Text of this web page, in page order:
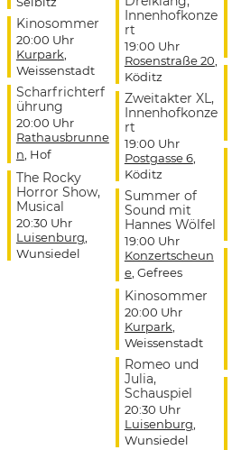
Kinosommer
20:00 Uhr
Kurpark
Weissenstadt
Scharfrichterf
ührung
20:00 Uhr
Rathausbrunne
n , Hof
The Rocky
Horror Show,
Musical
20:30 Uhr
Luisenburg
Wunsiedel
Innenhofkonze
rt
19:00 Uhr
Rosenstraße 20
Köditz
Zweitakter XL,
Innenhofkonze
rt
19:00 Uhr
Postgasse 6,
Köditz
Summer of
Sound mit
Hannes Wölfel
19:00 Uhr
Konzertscheun
e, Gefrees
Kinosommer
20:00 Uhr
Kurpark
Weissenstadt
Romeo und
Julia,
Schauspiel
20:30 Uhr
Luisenburg
Wunsiedel